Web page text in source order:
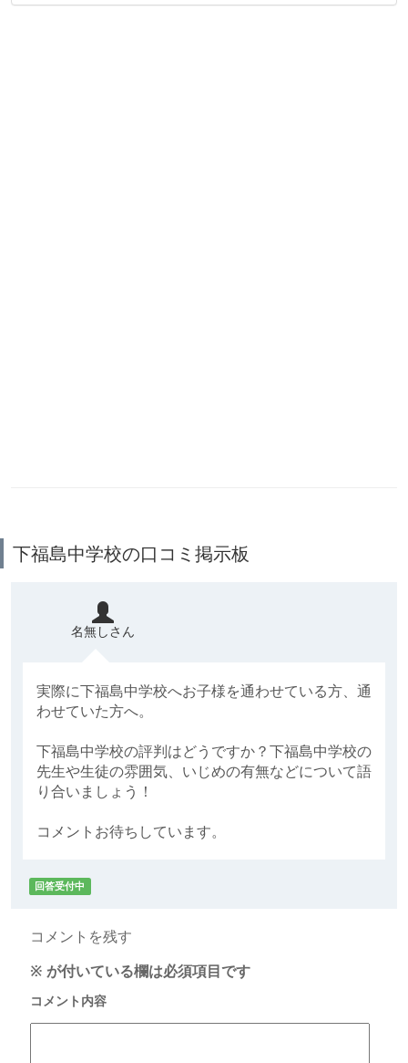
下福島中学校の口コミ掲示板
名無しさん
実際に下福島中学校へお子様を通わせている方、通
わせていた方へ。
下福島中学校の評判はどうですか？下福島中学校の
先生や生徒の雰囲気、いじめの有無などについて語
り合いましょう！
コメントお待ちしています。
回答受付中
コメントを残す
※ が付いている欄は必須項目です